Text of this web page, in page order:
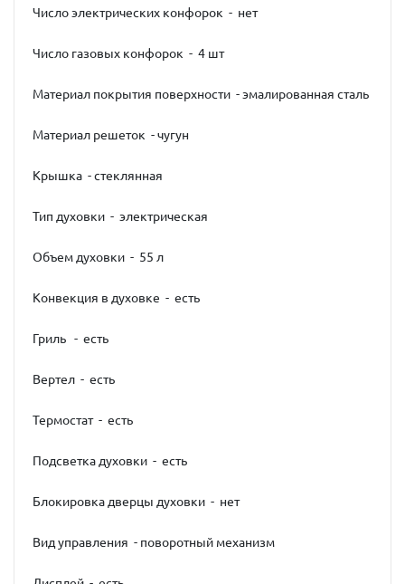
Число электрических конфорок - нет
Число газовых конфорок - 4 шт
Материал покрытия поверхности - эмалированная сталь
Материал решеток - чугун
Крышка - стеклянная
Тип духовки - электрическая
Объем духовки - 55 л
Конвекция в духовке - есть
Гриль - есть
Вертел - есть
Термостат - есть
Подсветка духовки - есть
Блокировка дверцы духовки - нет
Вид управления - поворотный механизм